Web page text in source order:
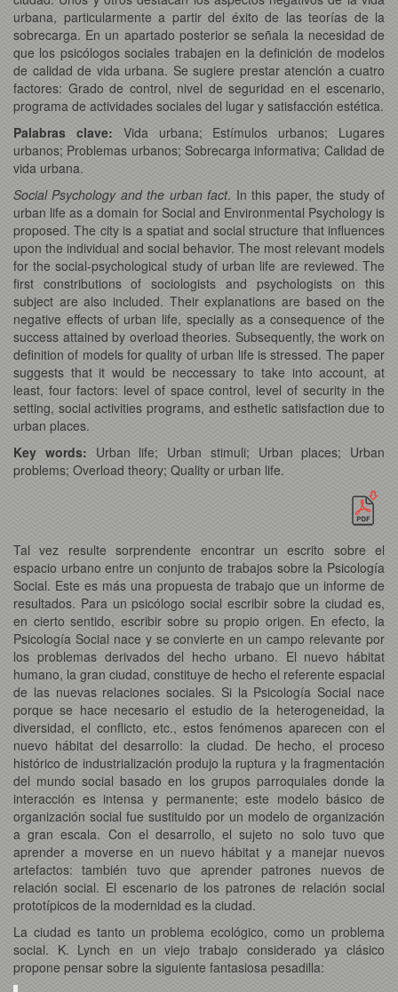
urbana, particularmente a partir del éxito de las teorías de la
sobrecarga. En un apartado posterior se señala la necesidad de
que los psicólogos sociales trabajen en la definición de modelos
de calidad de vida urbana. Se sugiere prestar atención a cuatro
factores: Grado de control, nivel de seguridad en el escenario,
programa de actividades sociales del lugar y satisfacción estética.
Palabras clave: Vida urbana; Estímulos urbanos; Lugares
urbanos; Problemas urbanos; Sobrecarga informativa; Calidad de
vida urbana.
Social Psychology and the urban fact. In this paper, the study of
urban life as a domain for Social and Environmental Psychology is
proposed. The city is a spatiat and social structure that influences
upon the individual and social behavior. The most relevant models
for the social-psychological study of urban life are reviewed. The
first constributions of sociologists and psychologists on this
subject are also included. Their explanations are based on the
negative effects of urban life, specially as a consequence of the
success attained by overload theories. Subsequently, the work on
definition of models for quality of urban life is stressed. The paper
suggests that it would be neccessary to take into account, at
least, four factors: level of space control, level of security in the
setting, social activities programs, and esthetic satisfaction due to
urban places.
Key words: Urban life; Urban stimuli; Urban places; Urban
problems; Overload theory; Quality or urban life.
Tal vez resulte sorprendente encontrar un escrito sobre el
espacio urbano entre un conjunto de trabajos sobre la Psicología
Social. Este es más una propuesta de trabajo que un informe de
resultados. Para un psicólogo social escribir sobre la ciudad es,
en cierto sentido, escribir sobre su propio origen. En efecto, la
Psicología Social nace y se convierte en un campo relevante por
los problemas derivados del hecho urbano. El nuevo hábitat
humano, la gran ciudad, constituye de hecho el referente espacial
de las nuevas relaciones sociales. Si la Psicología Social nace
porque se hace necesario el estudio de la heterogeneidad, la
diversidad, el conflicto, etc., estos fenómenos aparecen con el
nuevo hábitat del desarrollo: la ciudad. De hecho, el proceso
histórico de industrialización produjo la ruptura y la fragmentación
del mundo social basado en los grupos parroquiales donde la
interacción es intensa y permanente; este modelo básico de
organización social fue sustituido por un modelo de organización
a gran escala. Con el desarrollo, el sujeto no solo tuvo que
aprender a moverse en un nuevo hábitat y a manejar nuevos
artefactos: también tuvo que aprender patrones nuevos de
relación social. El escenario de los patrones de relación social
prototípicos de la modernidad es la ciudad.
La ciudad es tanto un problema ecológico, como un problema
social. K. Lynch en un viejo trabajo considerado ya clásico
propone pensar sobre la siguiente fantasiosa pesadilla: